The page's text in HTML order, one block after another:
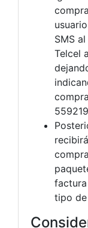
SMS
Telcel
tipo